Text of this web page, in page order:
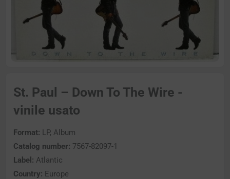
St. Paul – Down To The Wire -
vinile usato
Format: LP, Album
Catalog number: 7567-82097-1
Label: Atlantic
Country: Europe